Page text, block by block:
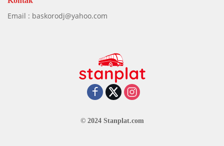
Email : baskorodj@yahoo.com
© 2024 Stanplat.com